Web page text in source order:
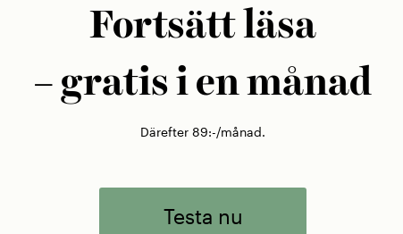
Fortsätt läsa
– gratis i en månad
Därefter 89:-/månad.
Testa nu